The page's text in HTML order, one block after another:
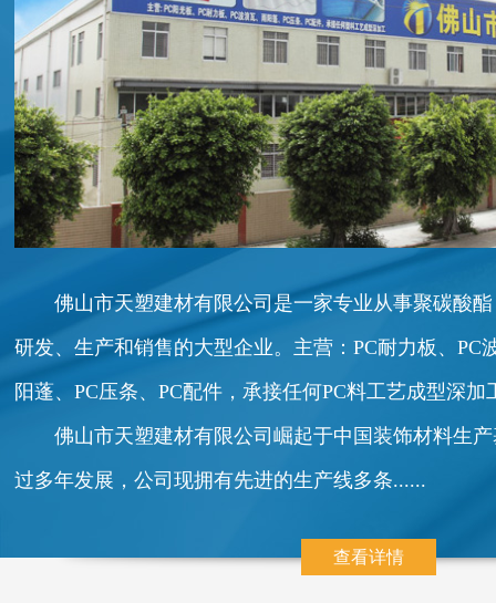
佛山市天塑建材有限公司是一家专业从事聚碳酸
研发、生产和销售的大型企业。主营：PC耐力板、PC
阳蓬、PC压条、PC配件，承接任何PC料工艺成型深加
佛山市天塑建材有限公司崛起于中国装饰材料生
过多年发展，公司现拥有先进的生产线多条......
查看详情